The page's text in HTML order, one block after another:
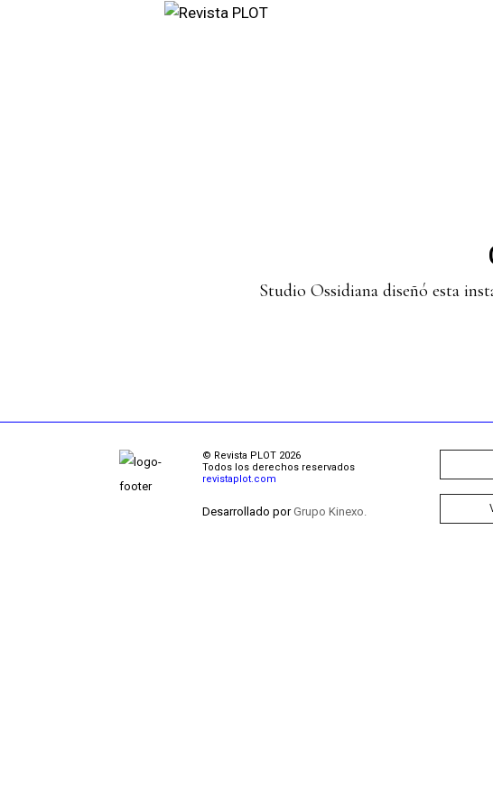
Studio Ossidiana diseñó esta
© Revista PLOT 2026
Todos los derechos reservados
revistaplot.com
Desarrollado porGrupo Kinexo.